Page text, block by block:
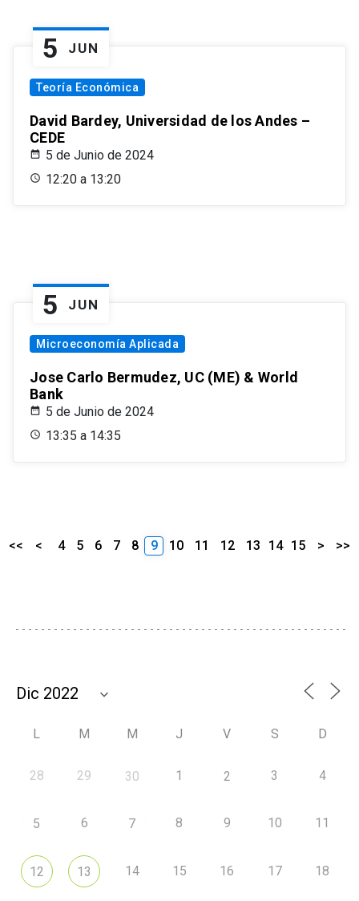
5 JUN
Teoría Económica
David Bardey, Universidad de los Andes –
CEDE
5 de Junio de 2024
12:20 a 13:20
5 JUN
Microeconomía Aplicada
Jose Carlo Bermudez, UC (ME) & World
Bank
5 de Junio de 2024
13:35 a 14:35
<< < 4 5 6 7 8 9 10 11 12 13 14 15 > >>
L M M J V S D
28 29 30 1 2 3 4
5 6 7 8 9 10 11
12 13 14 15 16 17 18